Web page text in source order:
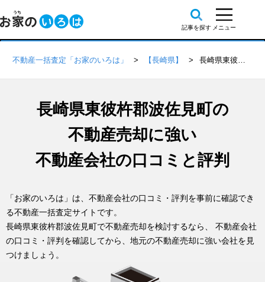
不動産一括査定「お家のいろは」 【長崎県】 長崎県東彼杵郡波佐見町の不動産会社 口コミ・評判一覧
長崎県東彼杵郡波佐見町の
不動産売却に強い
不動産会社の口コミと評判
「お家のいろは」は、不動産会社の口コミ・評判を事前に確認でき
る不動産一括査定サイトです。
長崎県東彼杵郡波佐見町で不動産売却を検討するなら、 不動産会社
の口コミ・評判を確認してから、地元の不動産売却に強い会社を見
つけましょう。